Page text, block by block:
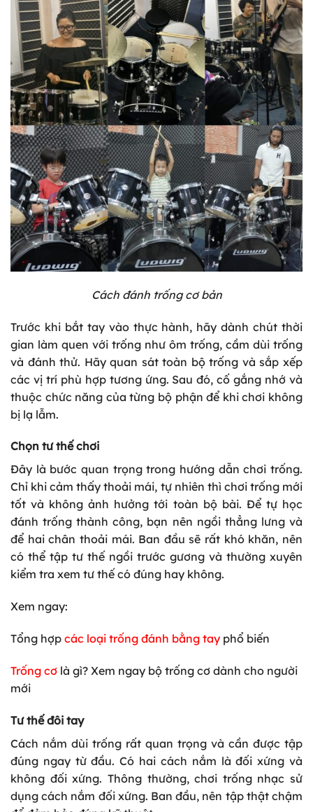
Cách đánh trống cơ bản
Trước khi bắt tay vào thực hành, hãy dành chút thời
gian làm quen với trống như ôm trống, cầm dùi trống
và đánh thử. Hãy quan sát toàn bộ trống và sắp xếp
các vị trí phù hợp tương ứng. Sau đó, cố gắng nhớ và
thuộc chức năng của từng bộ phận để khi chơi không
bị lạ lẫm.
Chọn tư thế chơi
Đây là bước quan trọng trong hướng dẫn chơi trống.
Chỉ khi cảm thấy thoải mái, tự nhiên thì chơi trống mới
tốt và không ảnh hưởng tới toàn bộ bài. Để tự học
đánh trống thành công, bạn nên ngồi thẳng lưng và
để hai chân thoải mái. Ban đầu sẽ rất khó khăn, nên
có thể tập tư thế ngồi trước gương và thường xuyên
kiểm tra xem tư thế có đúng hay không.
Xem ngay:
Tổng hợp các loại trống đánh bằng tay phổ biến
Trống cơ là gì? Xem ngay bộ trống cơ dành cho người
mới
Tư thế đôi tay
Cách nắm dùi trống rất quan trọng và cần được tập
đúng ngay từ đầu. Có hai cách nắm là đối xứng và
không đối xứng. Thông thường, chơi trống nhạc sử
dụng cách nắm đối xứng. Ban đầu, nên tập thật chậm